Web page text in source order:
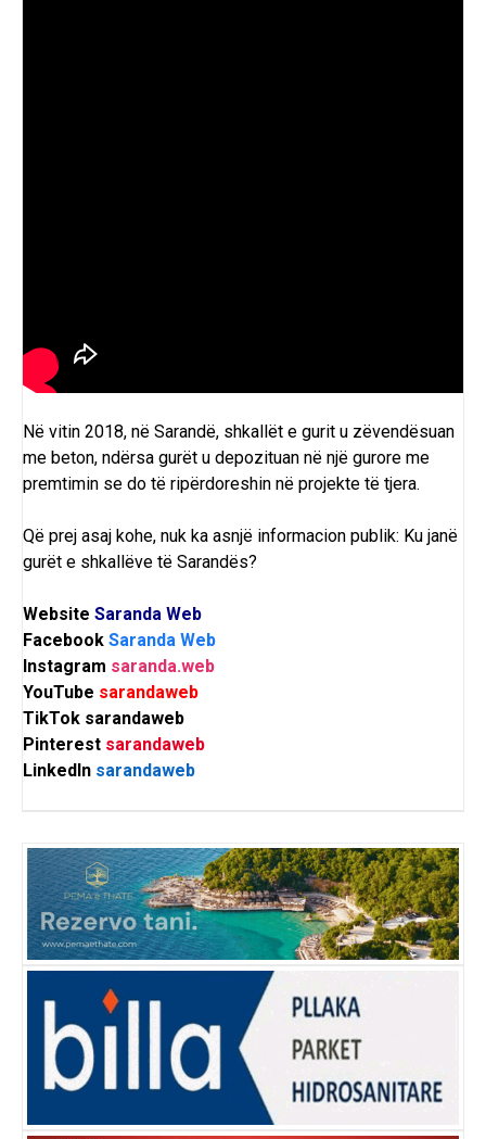
Në vitin 2018, në Sarandë, shkallët e gurit u zëvendësuan
me beton, ndërsa gurët u depozituan në një gurore me
premtimin se do të ripërdoreshin në projekte të tjera.
Që prej asaj kohe, nuk ka asnjë informacion publik: Ku janë
gurët e shkallëve të Sarandës?
Website Saranda Web
Facebook Saranda Web
Instagram saranda.web
YouTube sarandaweb
TikTok sarandaweb
Pinterest sarandaweb
LinkedIn sarandaweb